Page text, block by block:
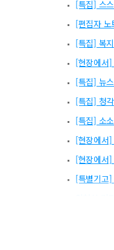
[특집] 스
[편집자 노
[특집] 복
[현장에서]
[특집] 뉴
[특집] 청
[특집] 소
[현장에서
[현장에서]
[특별기